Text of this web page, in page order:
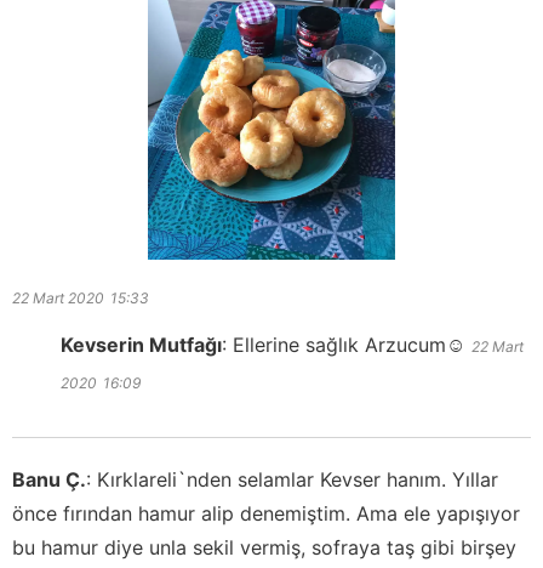
22 Mart 2020 15:33
Kevserin Mutfağı: Ellerine sağlık Arzucum☺️ 22 Mart
2020 16:09
Banu Ç.: Kırklareli`nden selamlar Kevser hanım. Yıllar
önce fırından hamur alip denemiştim. Ama ele yapışıyor
bu hamur diye unla sekil vermiş, sofraya taş gibi birşey